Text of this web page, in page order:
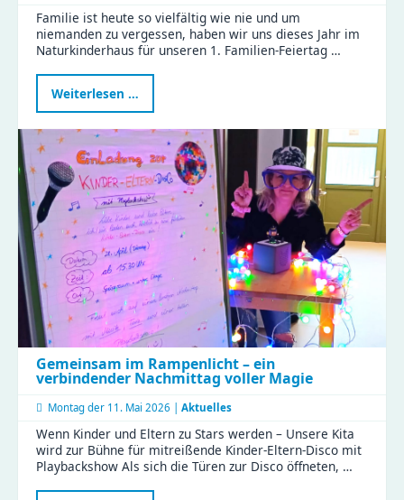
Familie ist heute so vielfältig wie nie und um
niemanden zu vergessen, haben wir uns dieses Jahr im
Naturkinderhaus für unseren 1. Familien-Feiertag …
Weiterlesen …
Familien-
Feiertag
im
Naturkinderhaus
Gemeinsam im Rampenlicht – ein
verbindender Nachmittag voller Magie
Montag der 11. Mai 2026 | Aktuelles
Wenn Kinder und Eltern zu Stars werden – Unsere Kita
wird zur Bühne für mitreißende Kinder-Eltern-Disco mit
Playbackshow Als sich die Türen zur Disco öffneten, …